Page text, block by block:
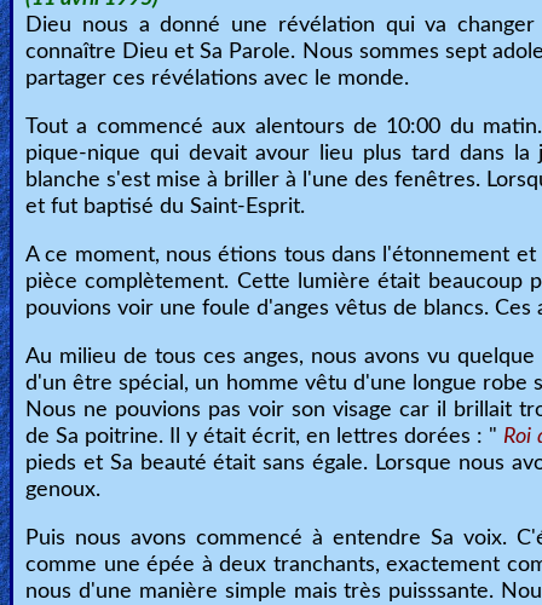
Godly
Movies
CBN
Videos
🎞
Kids
🎞
Worship
Music
🎞
Vids
Dieu nous a donné une révélation qui va
connaître Dieu et Sa Parole. Nous sommes sept
partager ces révélations avec le monde.
Tout a commencé aux alentours de 10:00 du
pique-nique qui devait avour lieu plus tard dans la
blanche s'est mise à briller à l'une des fenêtres.
et fut baptisé du Saint-Esprit.
A ce moment, nous étions tous dans l'étonnement
pièce complètement. Cette lumière était beaucoup
pouvions voir une foule d'anges vêtus de blancs.
Au milieu de tous ces anges, nous avons vu
d'un être spécial, un homme vêtu d'une longue robe
Nous ne pouvions pas voir son visage car il brillait
de Sa poitrine. Il y était écrit, en lettres dorées : " Roi
pieds et Sa beauté était sans égale. Lorsque nous
genoux.
Puis nous avons commencé à entendre Sa voix.
comme une épée à deux tranchants, exactement
nous d'une manière simple mais très puisssante.